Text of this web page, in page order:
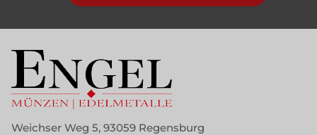
Weichser Weg 5, 93059 Regensburg